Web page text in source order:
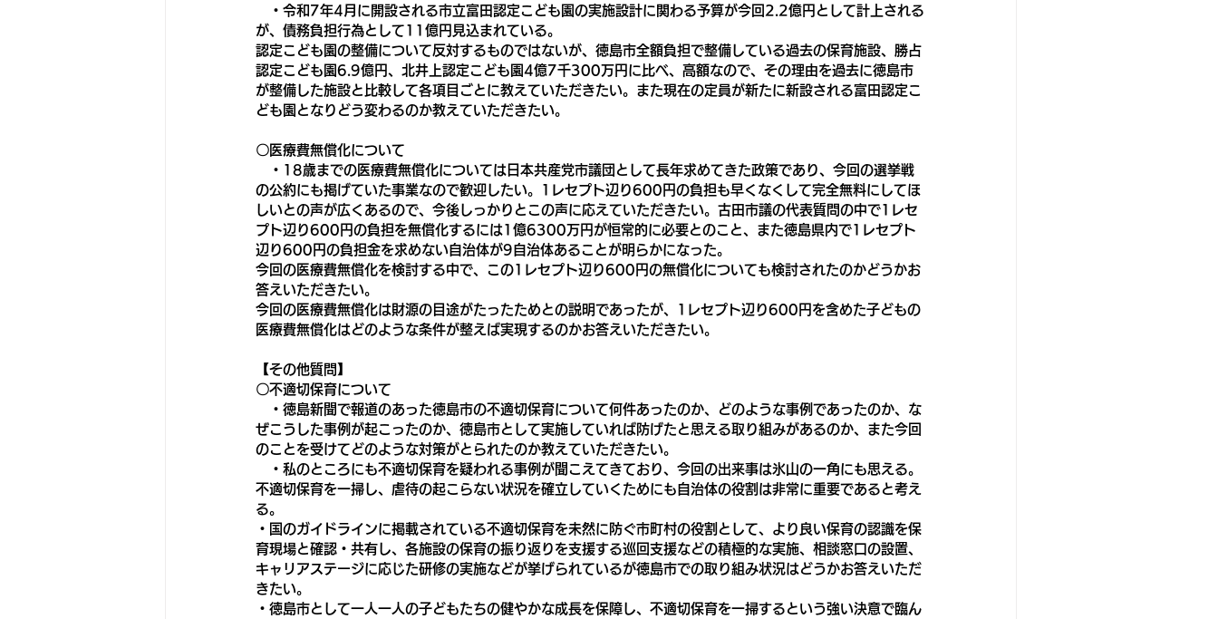
・令和7年4月に開設される市立富田認定こども園の実施設計に関わる予算が今回2.2億円として計上される
が、債務負担行為として11億円見込まれている。
認定こども園の整備について反対するものではないが、徳島市全額負担で整備している過去の保育施設、勝占
認定こども園6.9億円、北井上認定こども園4億7千300万円に比べ、高額なので、その理由を過去に徳島市
が整備した施設と比較して各項目ごとに教えていただきたい。また現在の定員が新たに新設される富田認定こ
ども園となりどう変わるのか教えていただきたい。
〇医療費無償化について
・18歳までの医療費無償化については日本共産党市議団として長年求めてきた政策であり、今回の選挙戦
の公約にも掲げていた事業なので歓迎したい。1レセプト辺り600円の負担も早くなくして完全無料にしてほ
しいとの声が広くあるので、今後しっかりとこの声に応えていただきたい。古田市議の代表質問の中で1レセ
プト辺り600円の負担を無償化するには1億6300万円が恒常的に必要とのこと、また徳島県内で1レセプト
辺り600円の負担金を求めない自治体が9自治体あることが明らかになった。
今回の医療費無償化を検討する中で、この1レセプト辺り600円の無償化についても検討されたのかどうかお
答えいただきたい。
今回の医療費無償化は財源の目途がたったためとの説明であったが、1レセプト辺り600円を含めた子どもの
医療費無償化はどのような条件が整えば実現するのかお答えいただきたい。
【その他質問】
〇不適切保育について
・徳島新聞で報道のあった徳島市の不適切保育について何件あったのか、どのような事例であったのか、な
ぜこうした事例が起こったのか、徳島市として実施していれば防げたと思える取り組みがあるのか、また今回
のことを受けてどのような対策がとられたのか教えていただきたい。
・私のところにも不適切保育を疑われる事例が聞こえてきており、今回の出来事は氷山の一角にも思える。
不適切保育を一掃し、虐待の起こらない状況を確立していくためにも自治体の役割は非常に重要であると考え
る。
・国のガイドラインに掲載されている不適切保育を未然に防ぐ市町村の役割として、より良い保育の認識を保
育現場と確認・共有し、各施設の保育の振り返りを支援する巡回支援などの積極的な実施、相談窓口の設置、
キャリアステージに応じた研修の実施などが挙げられているが徳島市での取り組み状況はどうかお答えいただ
きたい。
・徳島市として一人一人の子どもたちの健やかな成長を保障し、不適切保育を一掃するという強い決意で臨ん